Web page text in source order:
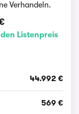
Verhandeln.
Listenpreis
44.992 €
569 €